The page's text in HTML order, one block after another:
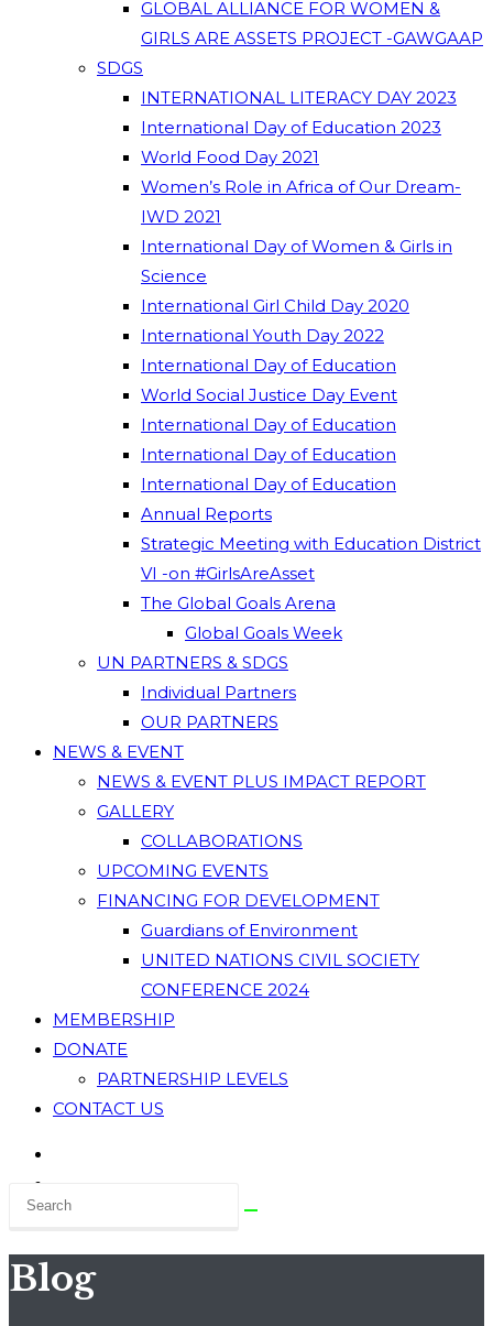
GLOBAL ALLIANCE FOR WOMEN &
GIRLS ARE ASSETS PROJECT -GAWGAAP
SDGS
INTERNATIONAL LITERACY DAY 2023
International Day of Education 2023
World Food Day 2021
Women’s Role in Africa of Our Dream-
IWD 2021
International Day of Women & Girls in
Science
International Girl Child Day 2020
International Youth Day 2022
International Day of Education
World Social Justice Day Event
International Day of Education
International Day of Education
International Day of Education
Annual Reports
Strategic Meeting with Education District
VI -on #GirlsAreAsset
The Global Goals Arena
Global Goals Week
UN PARTNERS & SDGS
Individual Partners
OUR PARTNERS
NEWS & EVENT
NEWS & EVENT PLUS IMPACT REPORT
GALLERY
COLLABORATIONS
UPCOMING EVENTS
FINANCING FOR DEVELOPMENT
Guardians of Environment
UNITED NATIONS CIVIL SOCIETY
CONFERENCE 2024
MEMBERSHIP
DONATE
PARTNERSHIP LEVELS
CONTACT US
Blog